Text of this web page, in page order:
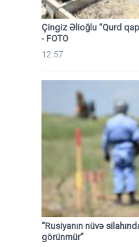
Çingiz Əlioğlu “Qurd
- FOTO
12:57
“Rusiyanın nüvə
görünmür”